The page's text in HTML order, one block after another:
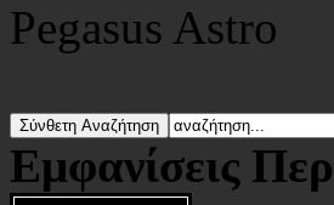
Pegasus Astro
Εμφανίσεις